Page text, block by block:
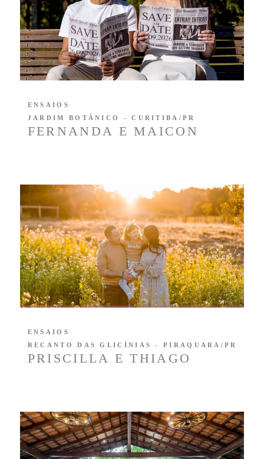
FERNANDA E MAICON
ENSAIOS
JARDIM BOTÂNICO - CURITIBA/PR
PRISCILLA E THIAGO
ENSAIOS
RECANTO DAS GLICÍNIAS - PIRAQUARA/PR